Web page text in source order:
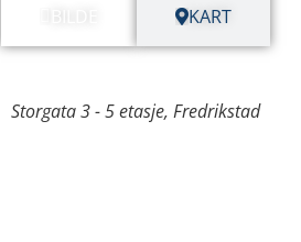
KART
Storgata 3 - 5 etasje, Fredrikstad